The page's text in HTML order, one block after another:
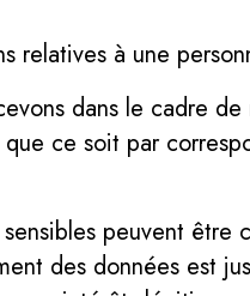
relatives à une
dans le cadre
ce soit par
peuvent
des données est